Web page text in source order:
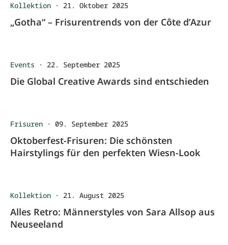
Kollektion · 21. Oktober 2025
„Gotha“ – Frisurentrends von der Côte d’Azur
Events · 22. September 2025
Die Global Creative Awards sind entschieden
Frisuren · 09. September 2025
Oktoberfest-Frisuren: Die schönsten
Hairstylings für den perfekten Wiesn-Look
Kollektion · 21. August 2025
Alles Retro: Männerstyles von Sara Allsop aus
Neuseeland